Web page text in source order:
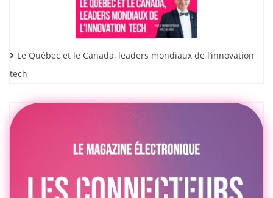
Le Québec et le Canada, leaders mondiaux de l’innovation
tech